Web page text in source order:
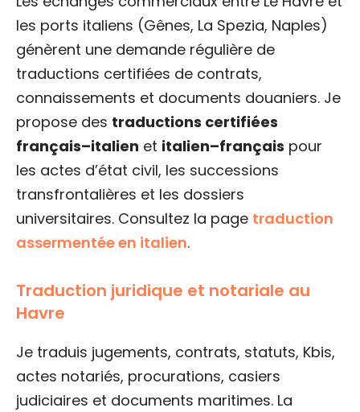
les ports italiens (Gênes, La Spezia, Naples)
génèrent une demande régulière de
traductions certifiées de contrats,
connaissements et documents douaniers. Je
propose des traductions certifiées
français–italien et italien–français pour
les actes d’état civil, les successions
transfrontalières et les dossiers
universitaires. Consultez la page traduction
assermentée en italien.
Traduction juridique et notariale au
Havre
Je traduis jugements, contrats, statuts, Kbis,
actes notariés, procurations, casiers
judiciaires et documents maritimes. La